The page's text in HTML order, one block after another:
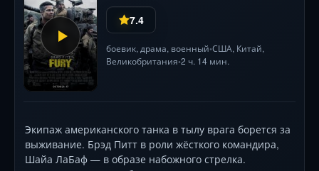
7.4
боевик, драма, военный•США, Китай,
Великобритания•2 ч. 14 мин.
Экипаж американского танка в тылу врага борется за
выживание. Брэд Питт в роли жёсткого командира,
Шайа ЛаБаф — в образе набожного стрелка.